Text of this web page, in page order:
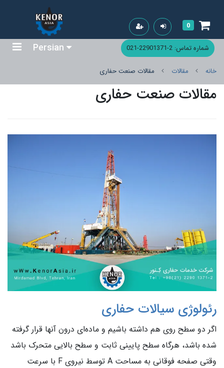
0
شماره تماس: 2-22901371-021 Persian
خانه مقالات مقالات صنعت حفاری
مقالات صنعت حفاری
رئولوژی سیالات حفاری
اگر دو سطح روی هم داشته باشیم و ماده‌ای درون آنها قرار گرفته
شده باشد، هرگاه سطح پایینی ثابت و سطح بالایی متحرک باشد
وقتی صفحه فوقانی به مساحت A توسط نیروی F با سرعت